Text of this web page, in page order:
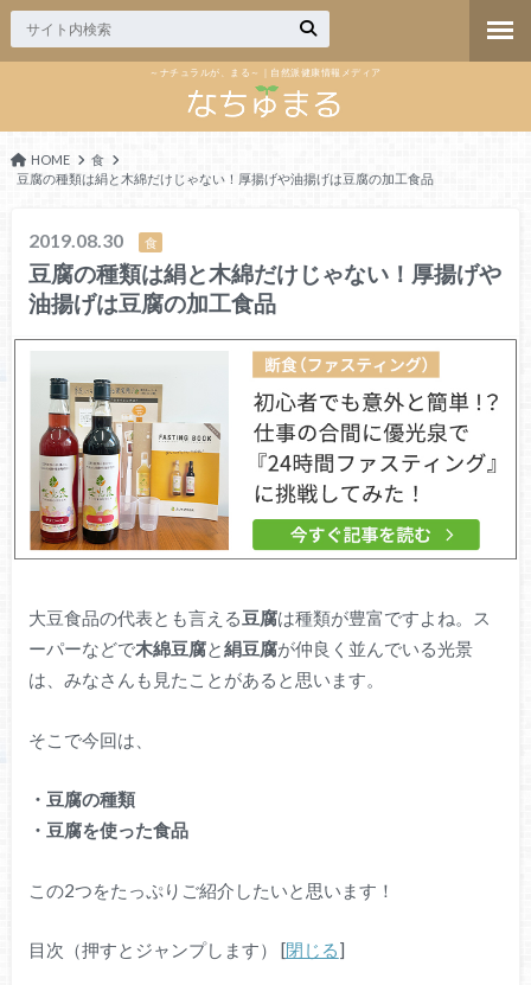
～ナチュラルが、まる～｜自然派健康情報メディア
HOME
食
豆腐の種類は絹と木綿だけじゃない！厚揚げや油揚げは豆腐の加工食品
2019.08.30 食
豆腐の種類は絹と木綿だけじゃない！厚揚げや
油揚げは豆腐の加工食品
大豆食品の代表とも言える豆腐は種類が豊富ですよね。ス
ーパーなどで木綿豆腐と絹豆腐が仲良く並んでいる光景
は、みなさんも見たことがあると思います。
そこで今回は、
・豆腐の種類
・豆腐を使った食品
この2つをたっぷりご紹介したいと思います！
目次（押すとジャンプします） [閉じる]